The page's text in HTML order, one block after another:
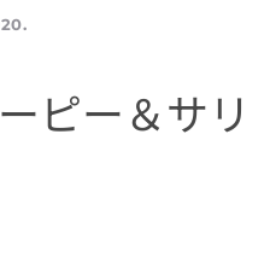
ピー＆サリ